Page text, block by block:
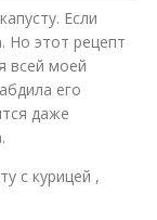
Если
Но этот рецепт
всей моей
его
даже
с курицей ,